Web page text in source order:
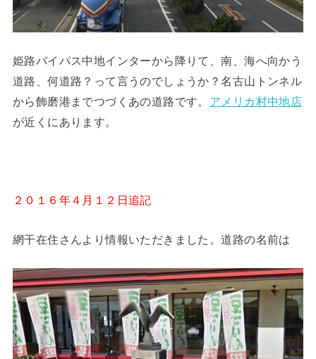
姫路バイパス中地インターから降りて、南、海へ向かう
道路、何道路？って言うのでしょうか？名古山トンネル
から飾磨港までつづくあの道路です。 アメリカ村中地店
が近くにあります。
２０１６年４月１２日追記
網干在住さんより情報いただきました。道路の名前は